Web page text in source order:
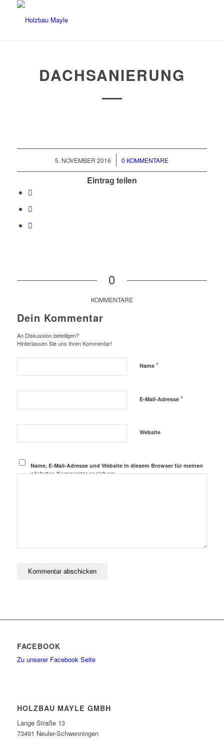
DACHSANIERUNG
5. NOVEMBER 2016
/ 0 KOMMENTARE
Eintrag teilen
0
KOMMENTARE
Dein Kommentar
An Diskussion beteiligen?
Hinterlassen Sie uns Ihren Kommentar!
Name *
E-Mail-Adresse *
Website
Name, E-Mail-Adresse und Website in diesem Browser für meinen
nächsten Kommentar speichern.
FACEBOOK
Zu unserer Facebook Seite
HOLZBAU MAYLE GMBH
Lange Straße 13
73491 Neuler-Schwenningen